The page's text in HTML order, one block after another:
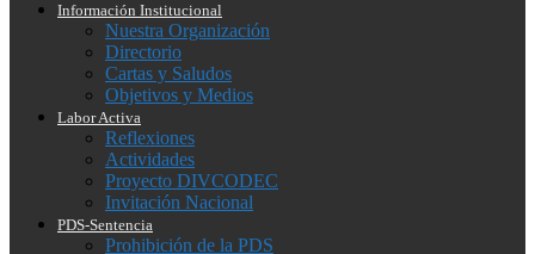
Información Institucional
Nuestra Organización
Directorio
Cartas y Saludos
Objetivos y Medios
Labor Activa
Reflexiones
Actividades
Proyecto DIVCODEC
Invitación Nacional
PDS-Sentencia
Prohibición de la PDS